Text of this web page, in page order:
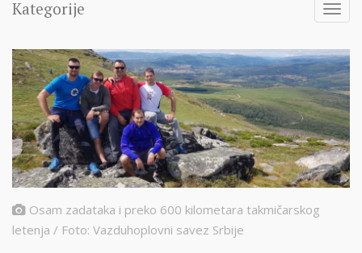
Kategorije
Osam zadataka i preko 600 kilometara takmičarskog
letenja / Foto: Vazduhoplovni savez Srbije